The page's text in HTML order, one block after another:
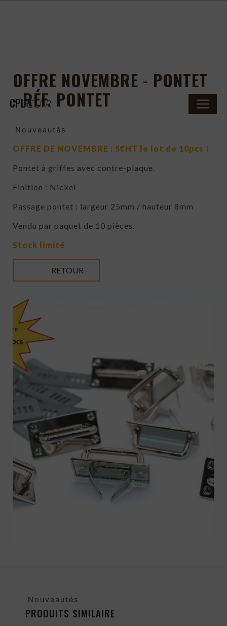
CPLCUIR
OFFRE NOVEMBRE - PONTET
- RÉF. PONTET
Nouveautés
OFFRE DE NOVEMBRE : 5€HT le lot de 10pcs !
Pontet à griffes avec contre-plaque.
Finition : Nickel
Passage pontet : largeur 25mm / hauteur 8mm
Vendu par paquet de 10 pièces.
Stock limité
RETOUR
Nouveautés
PRODUITS SIMILAIRE